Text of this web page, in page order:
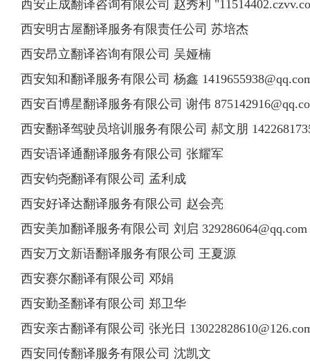
西安正成翻译咨询有限公司 赵秀利
西安明古屋翻译服务有限责任公司 苏培杰
西安昂立翻译咨询有限公司 吴娅楠
西安知和翻译服务有限公司 杨鑫
西安百博星翻译服务有限公司 谢伟
西安翻译驾驶员培训服务有限公司 郝文朋
西安语译通翻译服务有限公司 张耀军
西安钧尧翻译有限公司 孟利成
西安好译达翻译服务有限公司 赵会亮
西安美加翻译服务有限公司 刘启 329286064@qq.com
西安万文新语翻译服务有限公司 王夏源
西安赛尔翻译有限公司 邓娟
西安勤圣翻译有限公司 郑卫华
西安亲古翻译有限公司 张光日
西安同传翻译服务有限公司 沈凯文